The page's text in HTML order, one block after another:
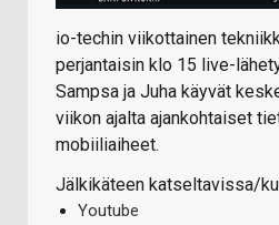
io-techin viikottainen
perjantaisin klo 15 live-
Sampsa ja Juha käyvät
viikon ajalta ajankohtaiset
mobiiliaiheet.
Jälkikäteen katseltavissa/
Youtube